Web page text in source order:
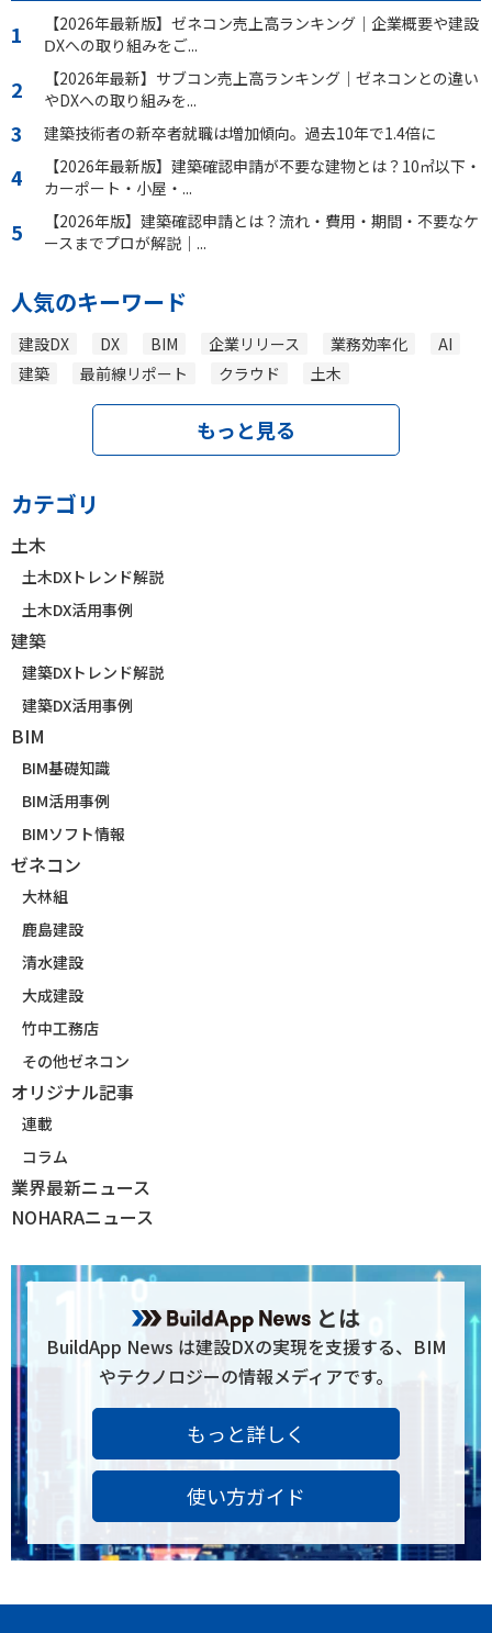
【2026年最新版】ゼネコン売上高ランキング｜企業概要や建設
ⅮXへの取り組みをご...
【2026年最新】サブコン売上高ランキング｜ゼネコンとの違い
やDXへの取り組みを...
建築技術者の新卒者就職は増加傾向。過去10年で1.4倍に
【2026年最新版】建築確認申請が不要な建物とは？10㎡以下・
カーポート・小屋・...
【2026年版】建築確認申請とは？流れ・費用・期間・不要なケ
ースまでプロが解説｜...
人気のキーワード
建設DX DX BIM 企業リリース 業務効率化
AI
建築
最前線リポート クラウド 土木
もっと見る
カテゴリ
土木
土木DXトレンド解説
土木DX活用事例
建築
建築DXトレンド解説
建築DX活用事例
BIM
BIM基礎知識
BIM活用事例
BIMソフト情報
ゼネコン
大林組
鹿島建設
清水建設
大成建設
竹中工務店
その他ゼネコン
オリジナル記事
連載
コラム
業界最新ニュース
NOHARAニュース
とは
BuildApp News は建設DXの実現を支援する、BIM
やテクノロジーの情報メディアです。
もっと詳しく
使い方ガイド